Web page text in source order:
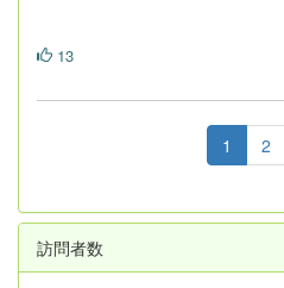
13
1 2
訪問者数